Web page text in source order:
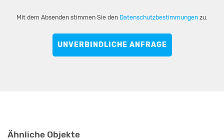
Mit dem Absenden stimmen Sie den Datenschutzbestimmungen zu.
UNVERBINDLICHE ANFRAGE
Ähnliche Objekte